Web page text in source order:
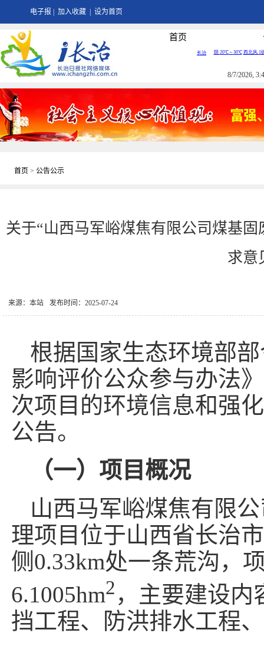
电子报 加入收藏 设为首页
首页
8/7/2026,
首页 > 公告公示
关于“山西马军峪煤焦有限公司煤基
求意
来源：本站 发布时间：2025-07-24
根据国家生态环境部
影响评价公众参与办法
次项目的环境信息和强
公告。
（一）项目概况
山西马军峪煤焦有限
理项目位于山西省长治
侧0.33km处一条荒沟，
6.1005hm2 ，主要建设内
挡工程、防洪排水工程